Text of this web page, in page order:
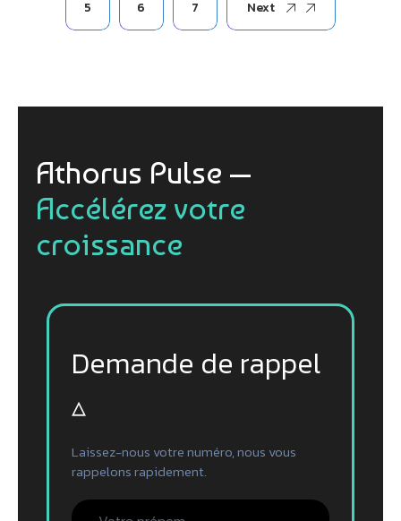
5 6 7 Next
Athorus Pulse —
Accélérez votre
croissance
Demande de rappel
▵
Laissez-nous votre numéro, nous vous
rappelons rapidement.